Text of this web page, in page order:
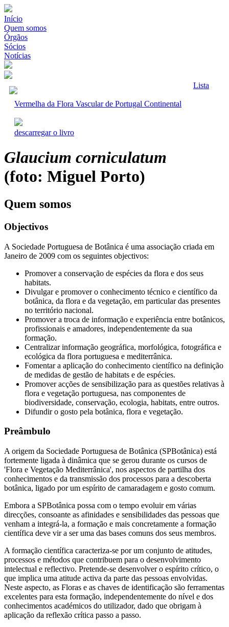
Início
Quem somos
Órgãos
Sócios
Notícias
Lista
Vermelha da Flora Vascular de Portugal Continental
descarregar o livro
Glaucium corniculatum
(foto: Miguel Porto)
Quem somos
Objectivos
A Sociedade Portuguesa de Botânica é uma associação criada em
Janeiro de 2009 com os seguintes objectivos:
Promover a conservação de espécies da flora e dos seus
habitats.
Divulgar e promover o conhecimento técnico e científico da
botânica, da flora e da vegetação, em particular das presentes
no território nacional.
Promover a troca de informação e experiência entre botânicos,
profissionais e amadores, independentemente da sua
formação.
Centralizar informação geográfica, morfológica, fotográfica e
ecológica da flora portuguesa e mediterrânica.
Fomentar a aplicação do conhecimento científico na definição
de medidas de gestão de habitats e de espécies.
Promover acções de sensibilização para as questões relativas à
flora e vegetação portuguesa, nas componentes de
biodiversidade, conservação, ecologia, habitats, entre outros.
Difundir o gosto pela botânica, flora e vegetação.
Preâmbulo
A origem da Sociedade Portuguesa de Botânica (SPBotânica) está
fortemente ligada à dinâmica que se gerou durante os cursos de
'Flora e Vegetação Mediterrânica', nos aspectos de partilha dos
conhecimentos e da transmissão dos processos para a descoberta
botânica, ligado por um espírito de camaradagem e gosto comum.
Embora a SPBotânica possa com o tempo evoluir em várias
direcções, consoante as afinidades e sensibilidades das pessoas que
venham a integrá-la, a formação e mais concretamente a formação
científica deve vir a ser uma das bases comuns dos seus membros.
A formação científica caracteriza-se por um conjunto de atitudes,
processos e métodos que contribuem para o desenvolvimento
intelectual e reflectivo. Pretende-se desenvolver o espírito crítico, o
que implica uma atitude activa da parte das pessoas envolvidas.
Neste aspecto, as Floras e as chaves de identificação são ferramentas
excelentes para esta formação, independentemente do nível e dos
conhecimentos académicos do utilizador, dado que obrigam à
aplicação da reflexão crítica passo a passo.